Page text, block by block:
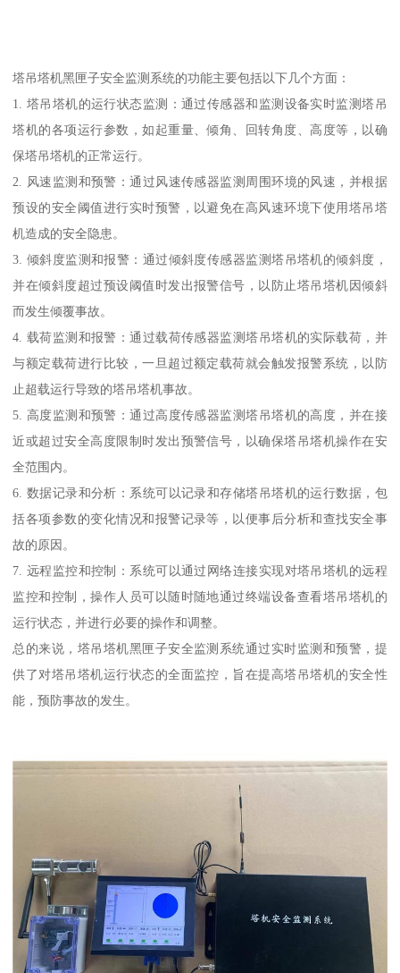
塔吊塔机黑匣子安全监测系统的功能主要包括以下几个方面：
1. 塔吊塔机的运行状态监测：通过传感器和监测设备实时监测塔吊
塔机的各项运行参数，如起重量、倾角、回转角度、高度等，以确
保塔吊塔机的正常运行。
2. 风速监测和预警：通过风速传感器监测周围环境的风速，并根据
预设的安全阈值进行实时预警，以避免在高风速环境下使用塔吊塔
机造成的安全隐患。
3. 倾斜度监测和报警：通过倾斜度传感器监测塔吊塔机的倾斜度，
并在倾斜度超过预设阈值时发出报警信号，以防止塔吊塔机因倾斜
而发生倾覆事故。
4. 载荷监测和报警：通过载荷传感器监测塔吊塔机的实际载荷，并
与额定载荷进行比较，一旦超过额定载荷就会触发报警系统，以防
止超载运行导致的塔吊塔机事故。
5. 高度监测和预警：通过高度传感器监测塔吊塔机的高度，并在接
近或超过安全高度限制时发出预警信号，以确保塔吊塔机操作在安
全范围内。
6. 数据记录和分析：系统可以记录和存储塔吊塔机的运行数据，包
括各项参数的变化情况和报警记录等，以便事后分析和查找安全事
故的原因。
7. 远程监控和控制：系统可以通过网络连接实现对塔吊塔机的远程
监控和控制，操作人员可以随时随地通过终端设备查看塔吊塔机的
运行状态，并进行必要的操作和调整。
总的来说，塔吊塔机黑匣子安全监测系统通过实时监测和预警，提
供了对塔吊塔机运行状态的全面监控，旨在提高塔吊塔机的安全性
能，预防事故的发生。